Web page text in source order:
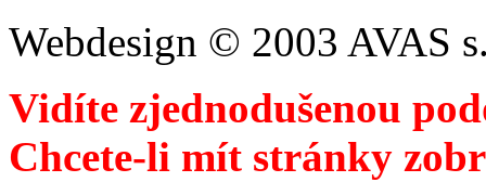
Webdesign © 2003 AVAS
Vidíte zjednodušenou
Chcete-li mít stránky